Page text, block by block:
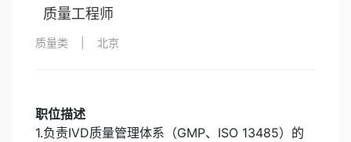
质量工程师
质量类 北京
职位描述
1.负责IVD质量管理体系（GMP、ISO 13485）的